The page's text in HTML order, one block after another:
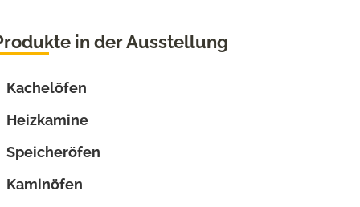
in der Ausstellung
Kachelöfen
Heizkamine
Speicheröfen
Kaminöfen